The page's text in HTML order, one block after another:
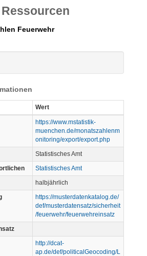
Feuerwehr
Wert
https://www.mstatistik-
muenchen.de/monatszahlenm
onitoring/export/export.php
Statistisches Amt
Statistisches Amt
halbjährlich
https://musterdatenkatalog.de/
def/musterdatensatz/sicherheit
/feuerwehr/feuerwehreinsatz
http://dcat-
ap.de/def/politicalGeocoding/L